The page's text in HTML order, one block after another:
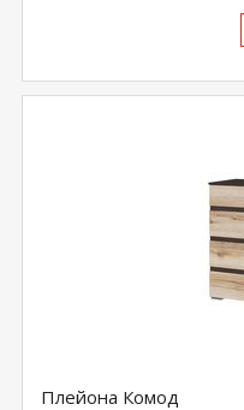
Плейона Комод